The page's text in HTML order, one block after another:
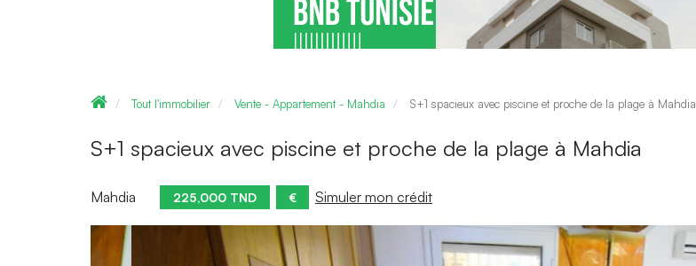
Tout l'immobilier Vente - Appartement - Mahdia S+1 spacieux avec piscine et proche de la plage à Mahdia
S+1 spacieux avec piscine et proche de la plage à Mahdia
Mahdia 225,000 TND € Simuler mon crédit